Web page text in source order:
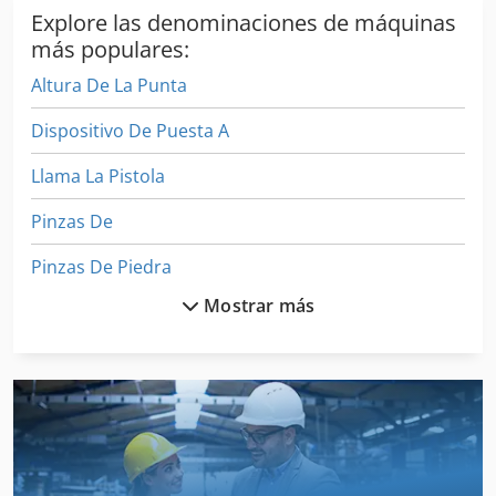
máximo de chapa: 5000 mm Peso máximo de pieza: 150 kg
Dimensiones: L 6080 x W 5120 x H 2318 mm Peso: 16 500
kg Ubicación: Lituania Prueba posible: Sí Si tiene más
preguntas, estaremos encantados de responderlas.
Explore las denominaciones de máquinas
más populares:
Altura De La Punta
Dispositivo De Puesta A
Llama La Pistola
Pinzas De
Pinzas De Piedra
Ponche De Palanca De Mano
Precintadora De
Mostrar más